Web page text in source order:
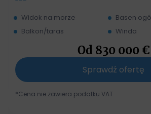
Widok na morze
Basen
Balkon/taras
Winda
Od 830 000 €
Sprawdź ofertę
*Cena nie zawiera podatku VAT